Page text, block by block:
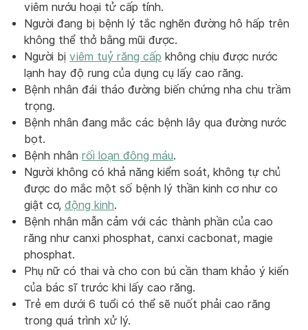
viêm nướu hoại tử cấp tính.
Người đang bị bệnh lý tắc nghẽn đường hô hấp trên
không thể thở bằng mũi được.
Người bị viêm tuỷ răng cấp không chịu được nước
lạnh hay độ rung của dụng cụ lấy cao răng.
Bệnh nhân đái tháo đường biến chứng nha chu trầm
trọng.
Bệnh nhân đang mắc các bệnh lây qua đường nước
bọt.
Bệnh nhân rối loạn đông máu.
Người không có khả năng kiểm soát, không tự chủ
được do mắc một số bệnh lý thần kinh cơ như co
giật cơ, động kinh.
Bệnh nhân mẫn cảm với các thành phần của cao
răng như canxi phosphat, canxi cacbonat, magie
phosphat.
Phụ nữ có thai và cho con bú cần tham khảo ý kiến
của bác sĩ trước khi lấy cao răng.
Trẻ em dưới 6 tuổi có thể sẽ nuốt phải cao răng
trong quá trình xử lý.